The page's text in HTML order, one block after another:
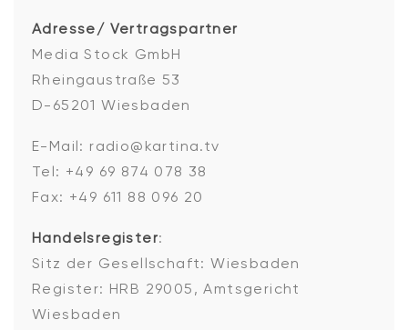
Adresse/ Vertragspartner
Media Stock GmbH
Rheingaustraße 53
D-65201 Wiesbaden
E-Mail: radio@kartina.tv
Tel: +49 69 874 078 38
Fax: +49 611 88 096 20
Handelsregister:
Sitz der Gesellschaft: Wiesbaden
Register: HRB 29005, Amtsgericht
Wiesbaden